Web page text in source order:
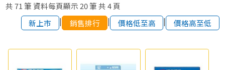
共 71筆 資料每頁顯示 20筆 共 4頁
新上市
| 銷售排行 | 價格低至高 | 價格高至低